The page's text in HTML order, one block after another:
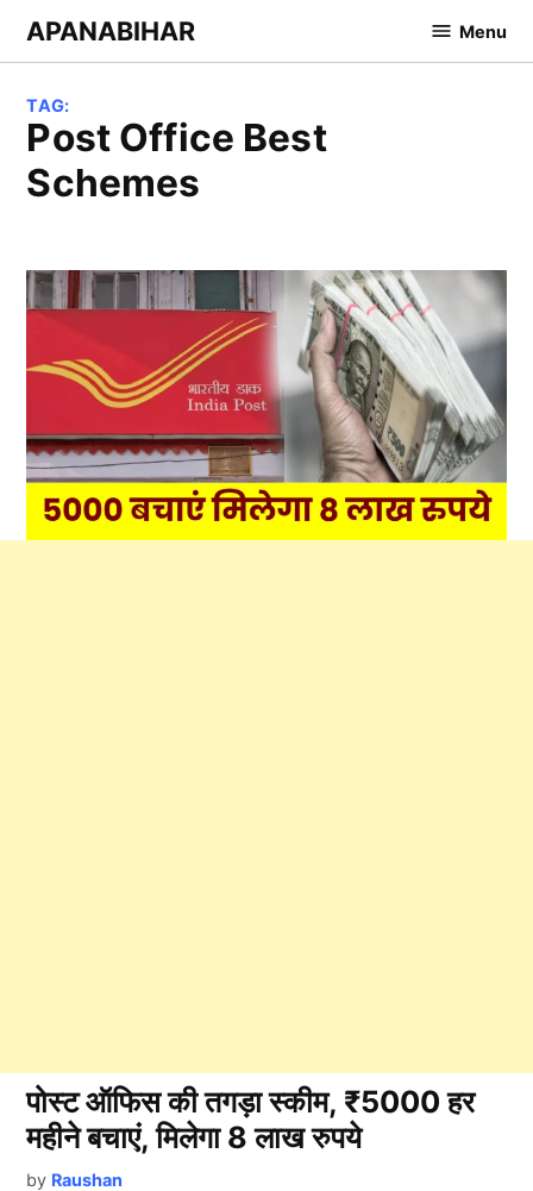
SkipAPANABIHAR Menu
TAG:
Post Office Best
Schemes
पोस्ट ऑफिस की तगड़ा स्कीम, ₹5000 हर
महीने बचाएं, मिलेगा 8 लाख रुपये
by Raushan